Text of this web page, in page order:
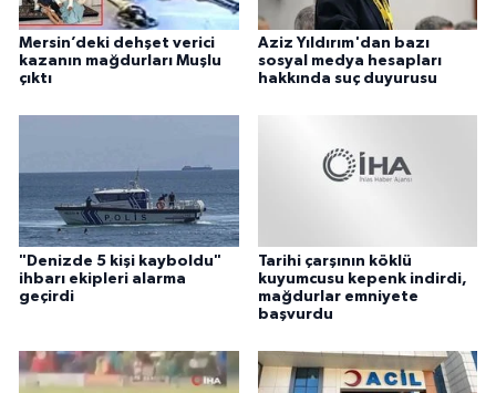
Mersin’deki dehşet verici
kazanın mağdurları Muşlu
çıktı
Aziz Yıldırım'dan bazı
sosyal medya hesapları
hakkında suç duyurusu
"Denizde 5 kişi kayboldu"
ihbarı ekipleri alarma
geçirdi
Tarihi çarşının köklü
kuyumcusu kepenk indirdi,
mağdurlar emniyete
başvurdu